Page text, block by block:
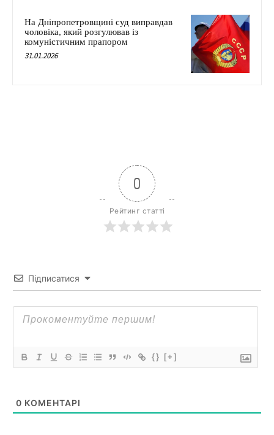
На Дніпропетровщині суд виправдав
чоловіка, який розгулював із
комуністичним прапором
31.01.2026
0
Рейтинг статті
Підписатися
{} [+]
0 КОМЕНТАРІ